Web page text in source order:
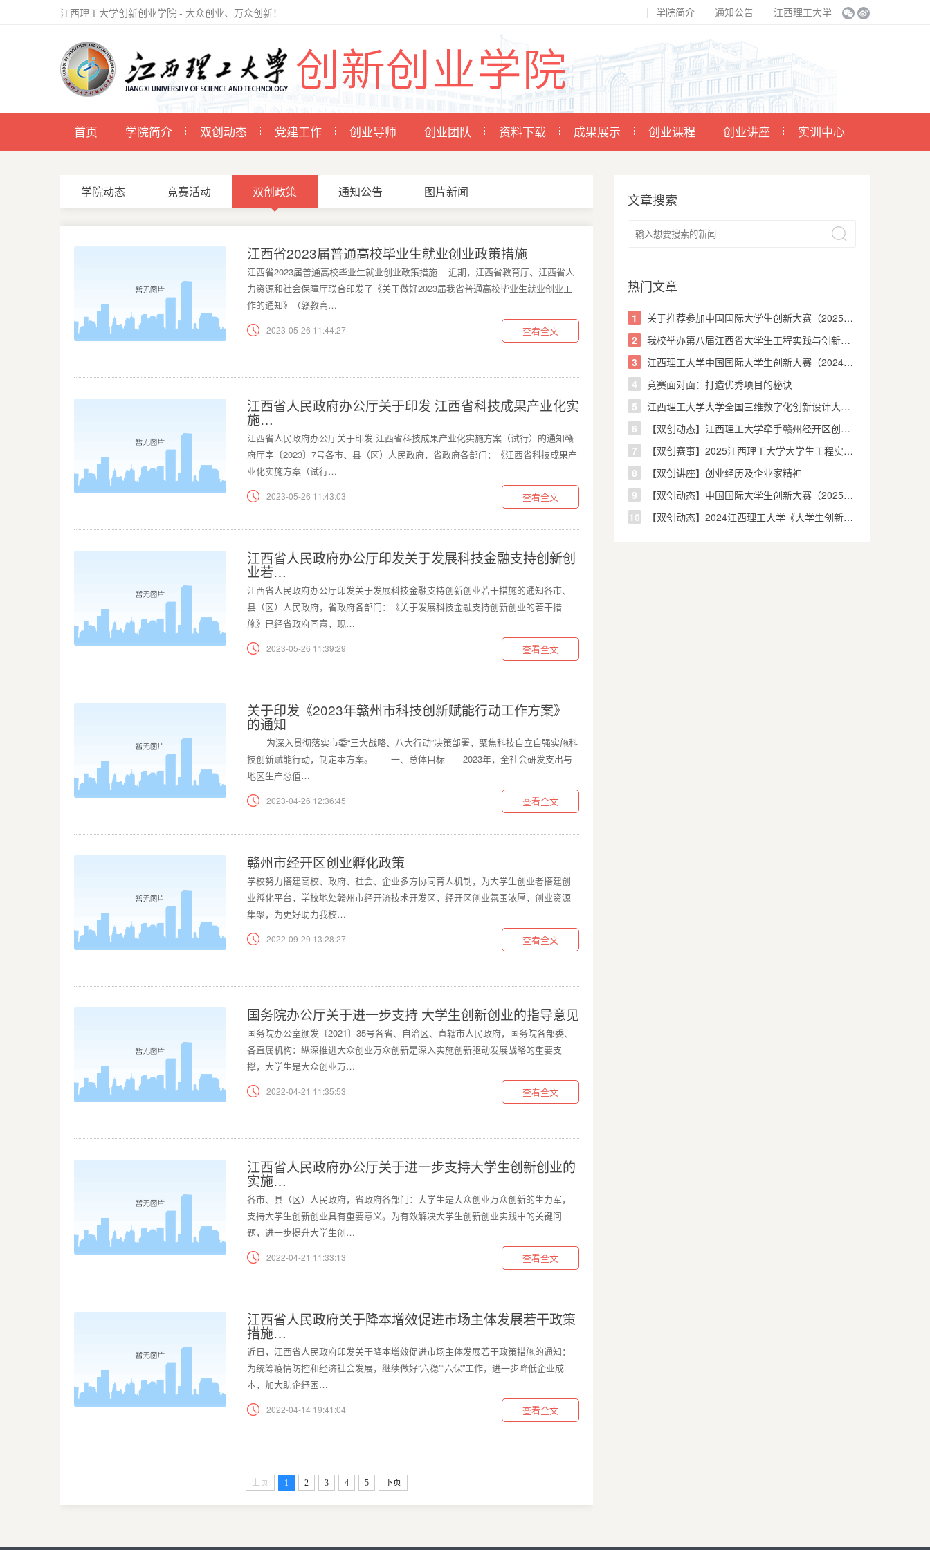
学院简介 通知公告 江西理工大学
江西理工大学创新创业学院 - 大众创业、万众创新！
首页 学院简介 双创动态 党建工作 创业导师 创业团队 资料下载 成果展示 创业课程 创业讲座 实训中心
学院动态 竞赛活动 双创政策 通知公告 图片新闻
江西省2023届普通高校毕业生就业创业政策措施
江西省2023届普通高校毕业生就业创业政策措施 近期，江西省教育厅、江西省人
力资源和社会保障厅联合印发了《关于做好2023届我省普通高校毕业生就业创业工
作的通知》（赣教高…
2023-05-26 11:44:27 查看全文
江西省人民政府办公厅关于印发 江西省科技成果产业化实
施…
江西省人民政府办公厅关于印发 江西省科技成果产业化实施方案（试行）的通知赣
府厅字〔2023〕7号各市、县（区）人民政府，省政府各部门：《江西省科技成果产
业化实施方案（试行…
2023-05-26 11:43:03 查看全文
江西省人民政府办公厅印发关于发展科技金融支持创新创
业若…
江西省人民政府办公厅印发关于发展科技金融支持创新创业若干措施的通知各市、
县（区）人民政府，省政府各部门：《关于发展科技金融支持创新创业的若干措
施》已经省政府同意，现…
2023-05-26 11:39:29 查看全文
关于印发《2023年赣州市科技创新赋能行动工作方案》
的通知
为深入贯彻落实市委“三大战略、八大行动”决策部署，聚焦科技自立自强实施科
技创新赋能行动，制定本方案。 一、总体目标 2023年，全社会研发支出与
地区生产总值…
2023-04-26 12:36:45 查看全文
赣州市经开区创业孵化政策
学校努力搭建高校、政府、社会、企业多方协同育人机制，为大学生创业者搭建创
业孵化平台，学校地处赣州市经开济技术开发区，经开区创业氛围浓厚，创业资源
集聚，为更好助力我校…
2022-09-29 13:28:27 查看全文
国务院办公厅关于进一步支持 大学生创新创业的指导意见
国务院办公室颁发〔2021〕35号各省、自治区、直辖市人民政府，国务院各部委、
各直属机构：纵深推进大众创业万众创新是深入实施创新驱动发展战略的重要支
撑，大学生是大众创业万…
2022-04-21 11:35:53 查看全文
江西省人民政府办公厅关于进一步支持大学生创新创业的
实施…
各市、县（区）人民政府，省政府各部门：大学生是大众创业万众创新的生力军，
支持大学生创新创业具有重要意义。为有效解决大学生创新创业实践中的关键问
题，进一步提升大学生创…
2022-04-21 11:33:13 查看全文
江西省人民政府关于降本增效促进市场主体发展若干政策
措施…
近日，江西省人民政府印发关于降本增效促进市场主体发展若干政策措施的通知：
为统筹疫情防控和经济社会发展，继续做好“六稳”“六保”工作，进一步降低企业成
本，加大助企纾困…
2022-04-14 19:41:04 查看全文
上页 1 2 3 4 5 下页
文章搜索
热门文章
1
关于推荐参加中国国际大学生创新大赛（2025） 总决赛项目的公示
2
我校举办第八届江西省大学生工程实践与创新能力大赛开幕式
3
江西理工大学中国国际大学生创新大赛（2024）表彰大会暨2025年校赛...
4
竞赛面对面：打造优秀项目的秘诀
5
江西理工大学大学全国三维数字化创新设计大赛第17周年精英联赛校内...
6
【双创动态】江西理工大学牵手赣州经开区创新实践课育时代英才
7
【双创赛事】2025江西理工大学大学生工程实践与创新能力大赛圆满落...
8
【双创讲座】创业经历及企业家精神
9
【双创动态】中国国际大学生创新大赛（2025）培训会顺利召开
10
【双创动态】2024江西理工大学《大学生创新创业基础》课程教学研讨...